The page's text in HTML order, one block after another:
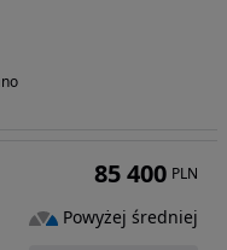
85 400 PLN
Powyżej średniej